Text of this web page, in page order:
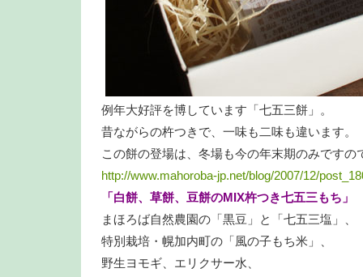
例年大好評を博しています「七五三餅」。
昔ながらの杵つきで、一味も二味も違います。
この餅の登場は、冬場も今の年末期のみですの
http://www.mahoroba-jp.net/blog/2007/12/
「白餅、草餅、豆餅のMIX杵つき七五三もち」
まほろば自然農園の「黒豆」と「七五三塩」、
特別栽培・幌加内町の「風の子もち米」、
野生ヨモギ、エリクサー水、